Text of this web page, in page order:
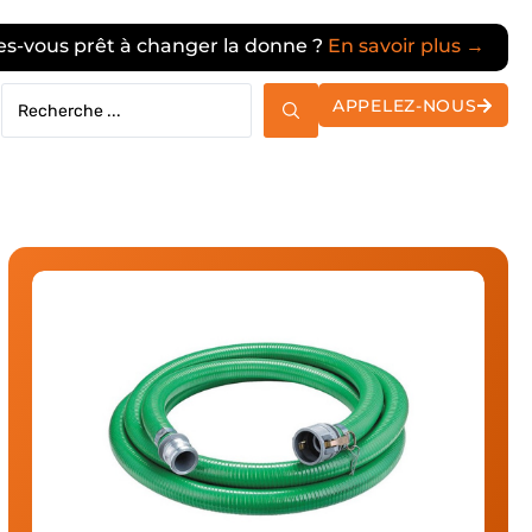
vous prêt à changer la donne ? En savoir plus →
APPELEZ-NOUS